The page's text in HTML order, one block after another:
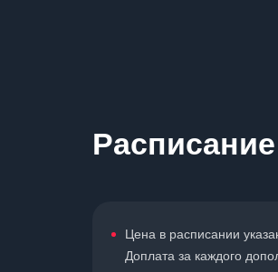
Цена в расписании
Доплата за каждого